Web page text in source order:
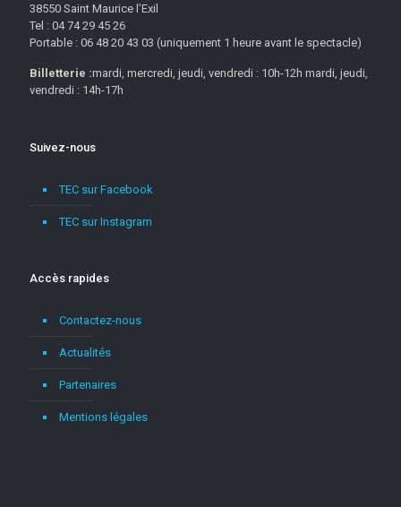
38550 Saint Maurice l’Exil
Tel : 04 74 29 45 26
Portable : 06 48 20 43 03 (uniquement 1 heure avant le spectacle)
Billetterie :mardi, mercredi, jeudi, vendredi : 10h-12h mardi, jeudi,
vendredi : 14h-17h
Suivez-nous
TEC sur Facebook
TEC sur Instagram
Accès rapides
Contactez-nous
Actualités
Partenaires
Mentions légales